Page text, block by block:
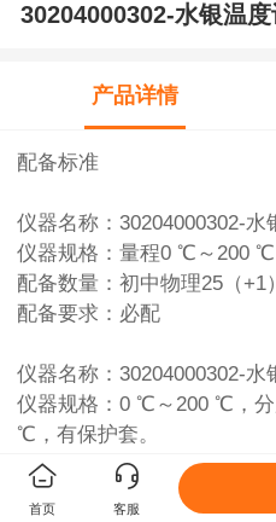
30204000302-水银温
产品详情
配备标准
仪器名称：30204000302-水
仪器规格： 量程0 ℃～200 ℃
配备数量： 初中物理25（+1）
配备要求：必配
仪器名称：30204000302-水
仪器规格：0 ℃～200 ℃，
℃，有保护套。
配备数量：初中化学1支、
配备要求：必配
首页 客服